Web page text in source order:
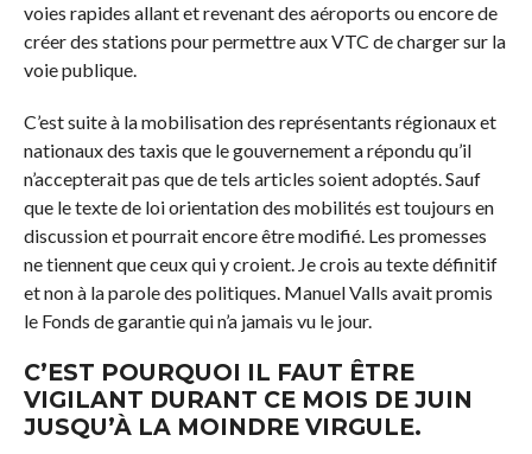
voies rapides allant et revenant des aéroports ou encore de
créer des stations pour permettre aux VTC de charger sur la
voie publique.
C’est suite à la mobilisation des représentants régionaux et
nationaux des taxis que le gouvernement a répondu qu’il
n’accepterait pas que de tels articles soient adoptés. Sauf
que le texte de loi orientation des mobilités est toujours en
discussion et pourrait encore être modifié. Les promesses
ne tiennent que ceux qui y croient. Je crois au texte définitif
et non à la parole des politiques. Manuel Valls avait promis
le Fonds de garantie qui n’a jamais vu le jour.
C’EST POURQUOI IL FAUT ÊTRE
VIGILANT DURANT CE MOIS DE JUIN
JUSQU’À LA MOINDRE VIRGULE.